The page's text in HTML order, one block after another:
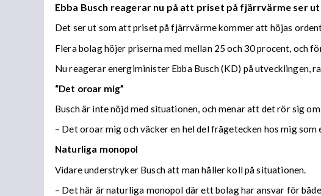
Ebba Busch reagerar nu på att priset på fjärrvärme ser
Det ser ut som att priset på fjärrvärme kommer att höjas
Flera bolag höjer priserna med mellan 25 och 30 procent, och
Nu reagerar energiminister Ebba Busch (KD) på utvecklingen,
“Det oroar mig”
Busch är inte nöjd med situationen, och menar att det rör sig
– Det oroar mig och väcker en hel del frågetecken hos mig
Naturliga monopol
Vidare understryker Busch att man håller koll på situationen.
– Det här är naturliga monopol där ett bolag har ansvar för